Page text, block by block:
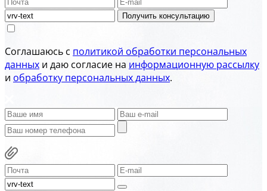
Получить консультацию
Соглашаюсь с политикой обработки персональных
данных и даю согласие на информационную рассылку
и обработку персональных данных.